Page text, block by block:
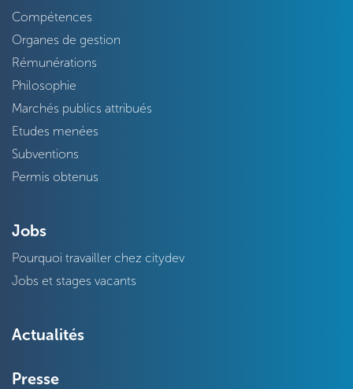
Compétences
Organes de gestion
Rémunérations
Philosophie
Marchés publics attribués
Etudes menées
Subventions
Permis obtenus
Jobs
Pourquoi travailler chez citydev
Jobs et stages vacants
Actualités
Presse